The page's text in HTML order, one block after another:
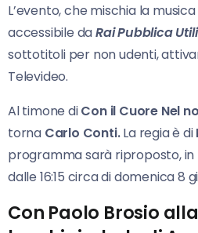
L’evento, che mischia la
accessibile daRai Pubblica
sottotitoli per non udenti,
Televideo.
Al timone diCon il Cuore Nel
torna Carlo Conti.La regia è di
programma sarà riproposto,
dalle 16:15 circa di domenica 8
Con Paolo Brosio